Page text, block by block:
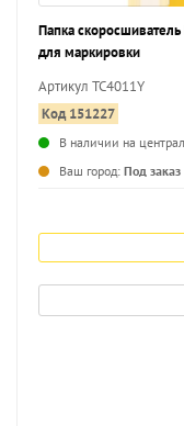
Папка
для маркировки
Артикул TC4011Y
Код 151227
В наличии на
Ваш город: Под заказ